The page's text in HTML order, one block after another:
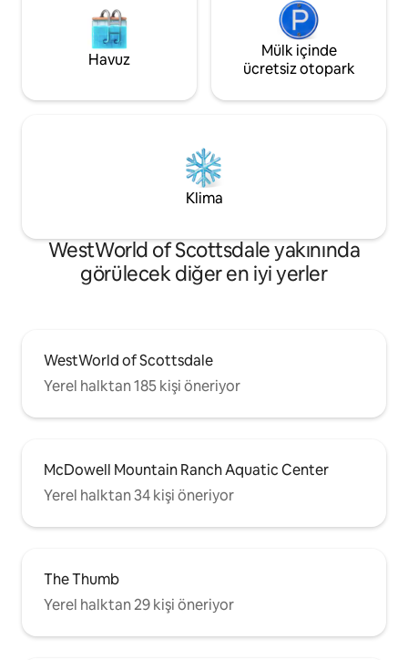
Havuz
Mülk içinde
ücretsiz otopark
Klima
WestWorld of Scottsdale yakınında
görülecek diğer en iyi yerler
WestWorld of Scottsdale
Yerel halktan 185 kişi öneriyor
McDowell Mountain Ranch Aquatic Center
Yerel halktan 34 kişi öneriyor
The Thumb
Yerel halktan 29 kişi öneriyor